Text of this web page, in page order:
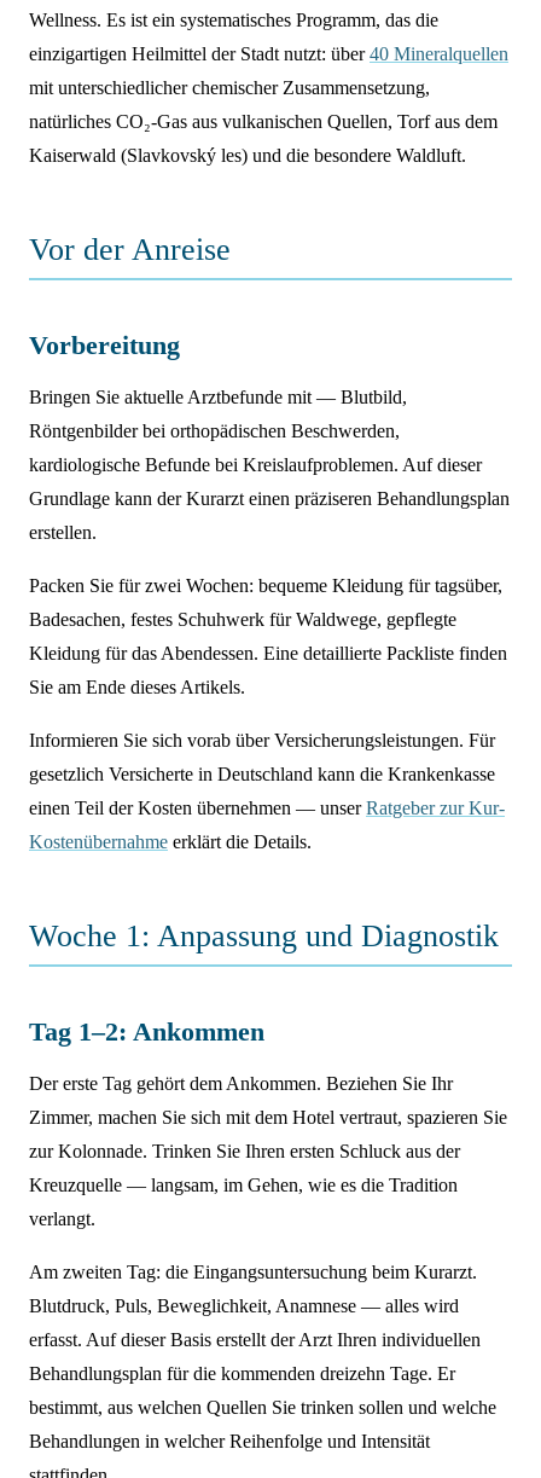
Wellness. Es ist ein systematisches Programm, das die
einzigartigen Heilmittel der Stadt nutzt: über40 Mineralquellen
mit unterschiedlicher chemischer Zusammensetzung,
natürliches CO₂-Gas aus vulkanischen Quellen, Torf aus dem
Kaiserwald (Slavkovský les) und die besondere Waldluft.
Vor der Anreise
Vorbereitung
Bringen Sie aktuelle Arztbefunde mit — Blutbild,
Röntgenbilder bei orthopädischen Beschwerden,
kardiologische Befunde bei Kreislaufproblemen. Auf dieser
Grundlage kann der Kurarzt einen präziseren Behandlungsplan
erstellen.
Packen Sie für zwei Wochen: bequeme Kleidung für tagsüber,
Badesachen, festes Schuhwerk für Waldwege, gepflegte
Kleidung für das Abendessen. Eine detaillierte Packliste finden
Sie am Ende dieses Artikels.
Informieren Sie sich vorab über Versicherungsleistungen. Für
gesetzlich Versicherte in Deutschland kann die Krankenkasse
einen Teil der Kosten übernehmen — unserRatgeber zur Kur-
Kostenübernahme erklärt die Details.
Woche 1: Anpassung und Diagnostik
Tag 1–2: Ankommen
Der erste Tag gehört dem Ankommen. Beziehen Sie Ihr
Zimmer, machen Sie sich mit dem Hotel vertraut, spazieren Sie
zur Kolonnade. Trinken Sie Ihren ersten Schluck aus der
Kreuzquelle — langsam, im Gehen, wie es die Tradition
verlangt.
Am zweiten Tag: die Eingangsuntersuchung beim Kurarzt.
Blutdruck, Puls, Beweglichkeit, Anamnese — alles wird
erfasst. Auf dieser Basis erstellt der Arzt Ihren individuellen
Behandlungsplan für die kommenden dreizehn Tage. Er
bestimmt, aus welchen Quellen Sie trinken sollen und welche
Behandlungen in welcher Reihenfolge und Intensität